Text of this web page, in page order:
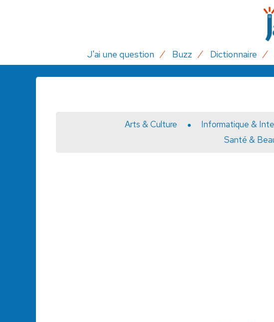
J'ai une question Buzz Dictionnaire
Arts & Culture Informatique &
Santé &